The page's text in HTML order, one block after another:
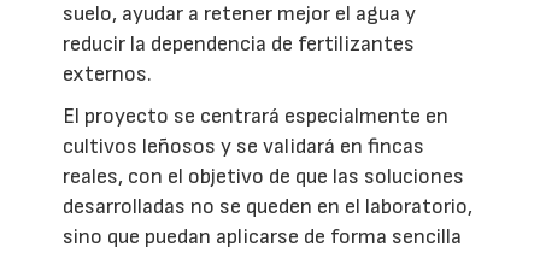
suelo, ayudar a retener mejor el agua y
reducir la dependencia de fertilizantes
externos.
El proyecto se centrará especialmente en
cultivos leñosos y se validará en fincas
reales, con el objetivo de que las soluciones
desarrolladas no se queden en el laboratorio,
sino que puedan aplicarse de forma sencilla